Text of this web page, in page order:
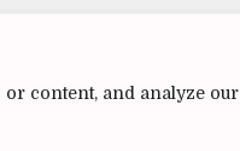
content, and analyze our